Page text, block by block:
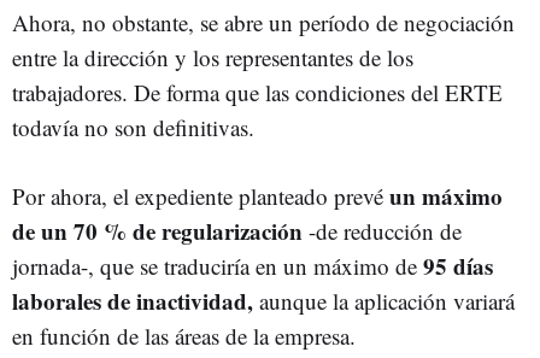
Ahora, no obstante, se abre un período de negociación
entre la dirección y los representantes de los
trabajadores. De forma que las condiciones del ERTE
todavía no son definitivas.
Por ahora, el expediente planteado prevé un máximo
de un 70 % de regularización -de reducción de
jornada-, que se traduciría en un máximo de 95 días
laborales de inactividad, aunque la aplicación variará
en función de las áreas de la empresa.